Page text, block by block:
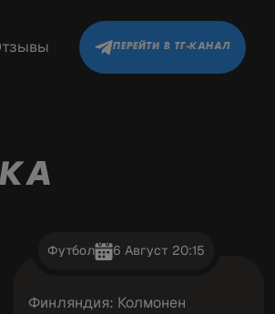
ПЕРЕЙТИ В ТГ-КАНАЛ
Футбол 6 Август 20:15
Финляндия: Колмонен